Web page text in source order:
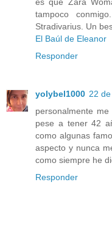
tampoco
Stradivarius. Un
El Baúl de Eleanor
Responder
yolybel1000 22
personalmente
pese a tener 42
como algunas
aspecto y nunca
como siempre he
Responder